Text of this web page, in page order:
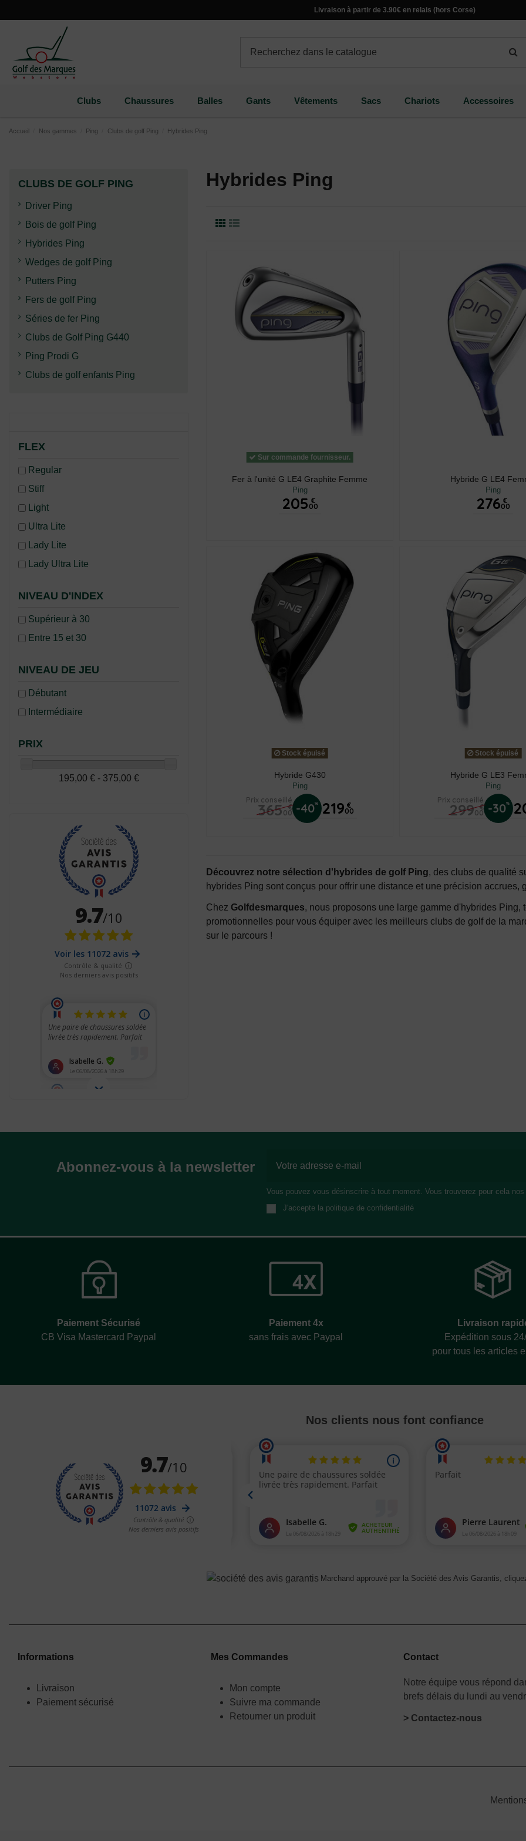
Livraison à partir de 3.90€ en relais (hors Corse)
Clubs Chaussures Balles Gants Vêtements Sacs Chariots Accessoires
Accueil Nos gammes Ping Clubs de golf Ping Hybrides Ping
Hybrides Ping
Sur commande fournisseur.
Fer à l'unité G LE4 Graphite Femme
Ping
205 €
00
Hybride G LE4
Ping
276 €
00
Stock épuisé
Hybride G430
Ping
Prix conseillé
365 €
00 -40% 219 €
00
Stock épuisé
Hybride G LE3
Ping
Prix conseillé
299 €
00 -30%
Découvrez notre sélection d'hybrides de golf Ping, des clubs de qualité
hybrides Ping sont conçus pour offrir une distance et une précision
Chez Golfdesmarques, nous proposons une large gamme d'hybrides
promotionnelles pour vous équiper avec les meilleurs clubs de golf de la
sur le parcours !
CLUBS DE GOLF PING
Driver Ping
Bois de golf Ping
Hybrides Ping
Wedges de golf Ping
Putters Ping
Fers de golf Ping
Séries de fer Ping
Clubs de Golf Ping G440
Ping Prodi G
Clubs de golf enfants Ping
FLEX
Regular
Stiff
Light
Ultra Lite
Lady Lite
Lady Ultra Lite
NIVEAU D'INDEX
Supérieur à 30
Entre 15 et 30
NIVEAU DE JEU
Débutant
Intermédiaire
PRIX
195,00 € - 375,00 €
Abonnez-vous à la newsletter
Vous pouvez vous désinscrire à tout moment. Vous trouverez pour cela
J'accepte la politique de confidentialité
Paiement Sécurisé
CB Visa Mastercard Paypal
Paiement 4x
sans frais avec Paypal
Livraison
Expédition sous
pour tous les articles
Nos clients nous font confiance
Marchand approuvé par la Société des Avis Garantis,
Informations
Livraison
Paiement sécurisé
Mes Commandes
Mon compte
Suivre ma commande
Retourner un produit
Contact
Notre équipe vous répond
brefs délais du lundi au
> Contactez-nous